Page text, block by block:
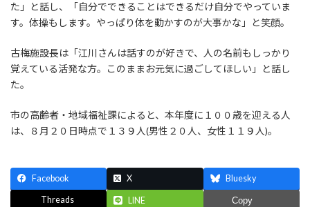
た」と話し、「自分でできることはできるだけ自分でやっていま
す。体操もします。やっぱり体を動かすのが大事かな」と笑顔。
古梅施設長は「江川さんは話すのが好きで、人の名前もしっかり
覚えている活発な方。このままお元気に過ごしてほしい」と話し
た。
市の高齢者・地域福祉課によると、本年度に１００歳を迎える人
は、８月２０日時点で１３９人(男性２０人、女性１１９人)。
Facebook X Bluesky
Threads LINE Copy